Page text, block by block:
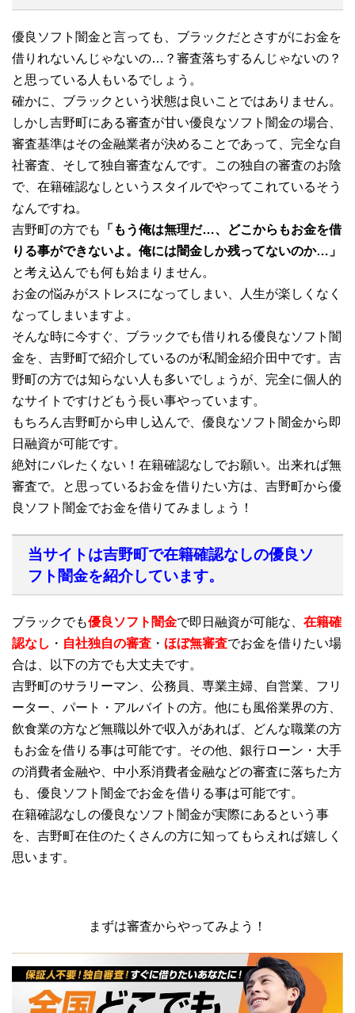
優良ソフト闇金と言っても、ブラックだとさすがにお金を
借りれないんじゃないの…？審査落ちするんじゃないの？
と思っている人もいるでしょう。
確かに、ブラックという状態は良いことではありません。
しかし吉野町にある審査が甘い優良なソフト闇金の場合、
審査基準はその金融業者が決めることであって、完全な自
社審査、そして独自審査なんです。この独自の審査のお陰
で、在籍確認なしというスタイルでやってこれているそう
なんですね。
吉野町の方でも
「もう俺は無理だ…、どこからもお金を借
りる事ができないよ。俺には闇金しか残ってないのか…」
と考え込んでも何も始まりません。
お金の悩みがストレスになってしまい、人生が楽しくなく
なってしまいますよ。
そんな時に今すぐ、ブラックでも借りれる優良なソフト闇
金を、吉野町で紹介しているのが私闇金紹介田中です。吉
野町の方では知らない人も多いでしょうが、完全に個人的
なサイトですけどもう長い事やっています。
もちろん吉野町から申し込んで、優良なソフト闇金から即
日融資が可能です。
絶対にバレたくない！在籍確認なしでお願い。出来れば無
審査で。と思っているお金を借りたい方は、吉野町から優
良ソフト闇金でお金を借りてみましょう！
当サイトは吉野町で在籍確認なしの優良ソ
フト闇金を紹介しています。
ブラックでも優良ソフト闇金で即日融資が可能な、 在籍確
認なし ・ 自社独自の審査 ・ ほぼ無審査でお金を借りたい場
合は、以下の方でも大丈夫です。
吉野町のサラリーマン、公務員、専業主婦、自営業、フリ
ーター、パート・アルバイトの方。他にも風俗業界の方、
飲食業の方など無職以外で収入があれば、どんな職業の方
もお金を借りる事は可能です。その他、銀行ローン・大手
の消費者金融や、中小系消費者金融などの審査に落ちた方
も、優良ソフト闇金でお金を借りる事は可能です。
在籍確認なしの優良なソフト闇金が実際にあるという事
を、吉野町在住のたくさんの方に知ってもらえれば嬉しく
思います。
まずは審査からやってみよう！